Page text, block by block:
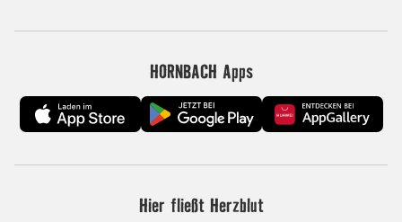
HORNBACH Apps
Hier fließt Herzblut